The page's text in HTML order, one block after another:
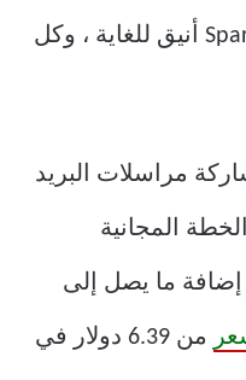
يتم تشغيله بالميزات ، فإن Spark أنيق للغاية ، وكل
مراسلات البريد
المجانية
إضافة ما يصل إلى
من 6.39 دولار في